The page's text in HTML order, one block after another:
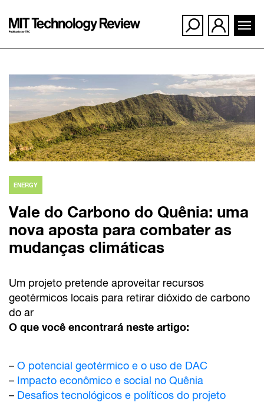
para
conteúdo
ENERGY
Vale do Carbono do Quênia: uma
nova aposta para combater as
mudanças climáticas
Um projeto pretende aproveitar recursos
geotérmicos locais para retirar dióxido de carbono
do ar
O que você encontrará neste artigo:
– O potencial geotérmico e o uso de DAC
– Impacto econômico e social no Quênia
– Desafios tecnológicos e políticos do projeto